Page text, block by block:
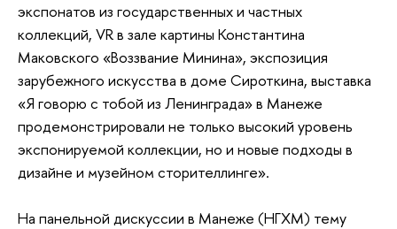
экспонатов из государственных и частных
коллекций, VR в зале картины Константина
Маковского «Воззвание Минина», экспозиция
зарубежного искусства в доме Сироткина, выставка
«Я говорю с тобой из Ленинграда» в Манеже
продемонстрировали не только высокий уровень
экспонируемой коллекции, но и новые подходы в
дизайне и музейном сторителлинге».
На панельной дискуссии в Манеже (НГХМ) тему